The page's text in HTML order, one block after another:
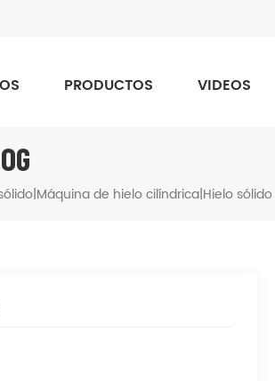
PRODUCTOS VIDEOS
de hielo cilíndrica|Hielo sólido